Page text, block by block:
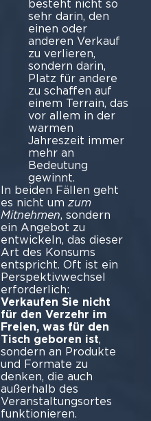
besteht nicht so
sehr darin, den
einen oder
anderen Verkauf
zu verlieren,
sondern darin,
Platz für andere
zu schaffen auf
einem Terrain, das
vor allem in der
warmen
Jahreszeit immer
mehr an
Bedeutung
gewinnt.
In beiden Fällen geht
es nicht um zum
Mitnehmen, sondern
ein Angebot zu
entwickeln, das dieser
Art des Konsums
entspricht. Oft ist ein
Perspektivwechsel
erforderlich:
Verkaufen Sie nicht
für den Verzehr im
Freien, was für den
Tisch geboren ist,
sondern an Produkte
und Formate zu
denken, die auch
außerhalb des
Veranstaltungsortes
funktionieren.